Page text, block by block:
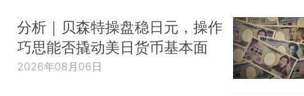
分析｜贝森特操盘稳日元，操作
巧思能否撬动美日货币基本面
2026年08月06日